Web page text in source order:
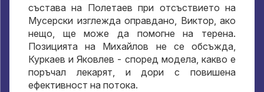
състава на Полетаев при отсъствието на
Мусерски изглежда оправдано, Виктор, ако
нещо, ще може да помогне на терена.
Позицията на Михайлов не се обсъжда,
Куркаев и Яковлев - според модела, какво е
поръчал лекарят, и дори с повишена
ефективност на потока.